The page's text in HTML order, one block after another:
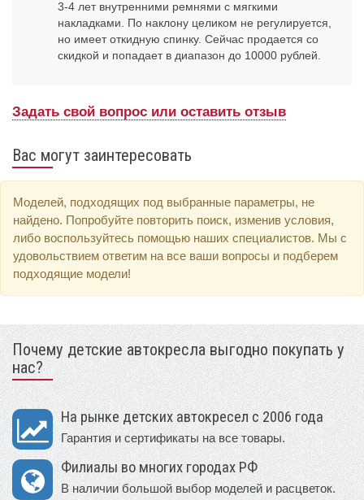
3-4 лет внутренними ремнями с мягкими
накладками. По наклону целиком не регулируется,
но имеет откидную спинку. Сейчас продается со
скидкой и попадает в диапазон до 10000 рублей.
Задать свой вопрос или оставить отзыв
Вас могут заинтересовать
Моделей, подходящих под выбранные параметры, не
найдено. Попробуйте повторить поиск, изменив условия,
либо воспользуйтесь помощью наших специалистов. Мы с
удовольствием ответим на все ваши вопросы и подберем
подходящие модели!
Почему детские автокресла выгодно покупать у
нас?
На рынке детских автокресел с 2006 года
Гарантия и сертификаты на все товары.
Филиалы во многих городах РФ
В наличии большой выбор моделей и расцветок.